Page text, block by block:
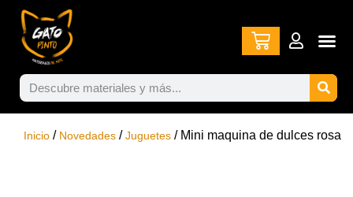
Inicio / Novedades /Juguetes / Mini maquina de dulces rosa